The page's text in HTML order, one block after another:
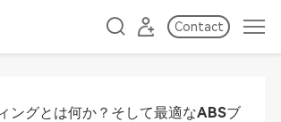
Contact
ングとは何か？そして最適なABSブ